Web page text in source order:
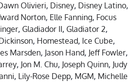
Olivieri, Disney, Disney Latino,
Norton, Elle Fanning, Focus
, Gladiador II, Gladiator 2,
, Homestead, Ice Cube,
Marsden, Jason Hand, Jeff Fowler,
, Jon M. Chu, Joseph Quinn, Judy
, Lily-Rose Depp, MGM, Michelle